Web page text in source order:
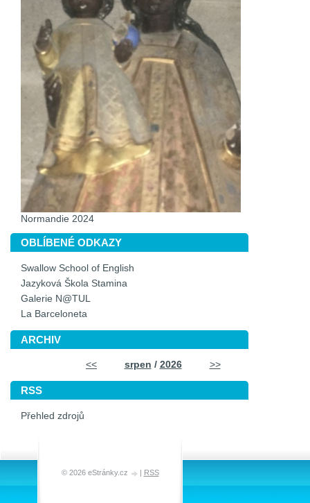
Normandie 2024
OBLÍBENÉ ODKAZY
Swallow School of English
Jazyková Škola Stamina
Galerie N@TUL
La Barceloneta
ARCHIV
<< srpen / 2026 >>
RSS
Přehled zdrojů
© 2026 eStránky.cz | RSS